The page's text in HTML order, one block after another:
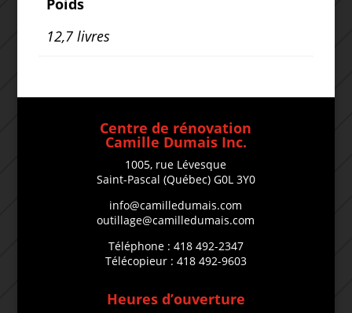
12,7 livres
Centre de rénovation
Camille Dumais Inc.
1005, rue Lévesque
Saint-Pascal (Québec) G0L 3Y0
info@camilledumais.com
outillage@camilledumais.com
Téléphone : 418 492-2347
Télécopieur : 418 492-9603
Heures d’ouverture